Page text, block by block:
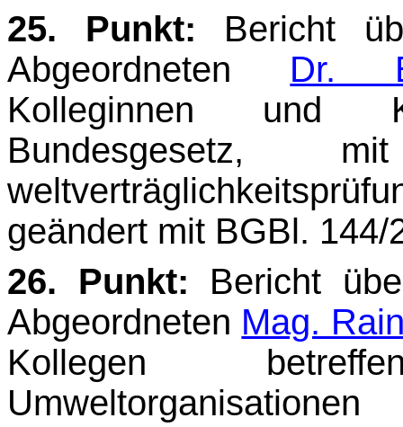
25. Punkt: Bericht
Abgeordneten Dr.
Kolleginnen und
geändert mit BGBl. 144/
26. Punkt: Bericht
Abgeordneten Mag.
Kollegen
Umweltorganisationen